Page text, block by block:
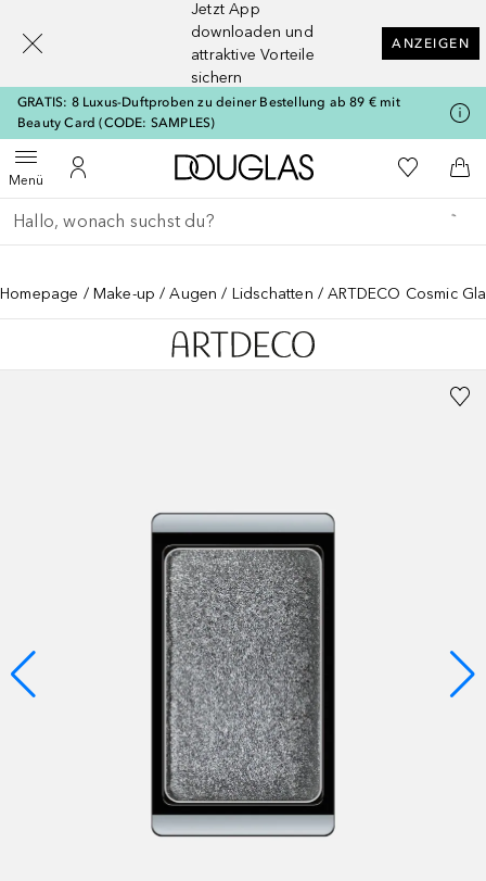
Jetzt App
downloaden und
attraktive Vorteile
sichern
ANZEIGEN
GRATIS: 8 Luxus-Duftproben zu deiner Bestellung ab 89 € mit
Beauty Card (CODE: SAMPLES)
MenüMenü öffnenZu Meinem Kundenkonto
Zur Douglas Startseite
Zu Meiner
Gehe zurück
Suche ausführen
Homepage Make-up Augen Lidschatten ARTDECO Cosmic
[navigation.slideout.screenreader]